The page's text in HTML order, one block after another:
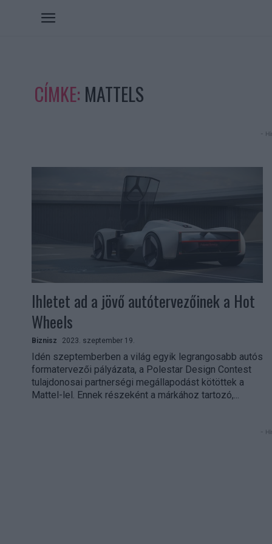
CÍMKE: MATTELS
-
Ihletet ad a jövő autótervezőinek a Hot
Wheels
Biznisz 2023. szeptember 19.
Idén szeptemberben a világ egyik legrangosabb autós
formatervezői pályázata, a Polestar Design Contest
tulajdonosai partnerségi megállapodást kötöttek a
Mattel-lel. Ennek részeként a márkához tartozó,...
-